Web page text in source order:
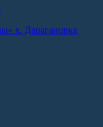
х. Дарагановка